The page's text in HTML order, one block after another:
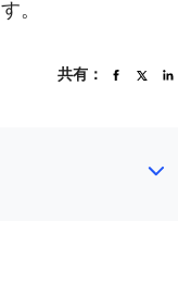
。
共有：